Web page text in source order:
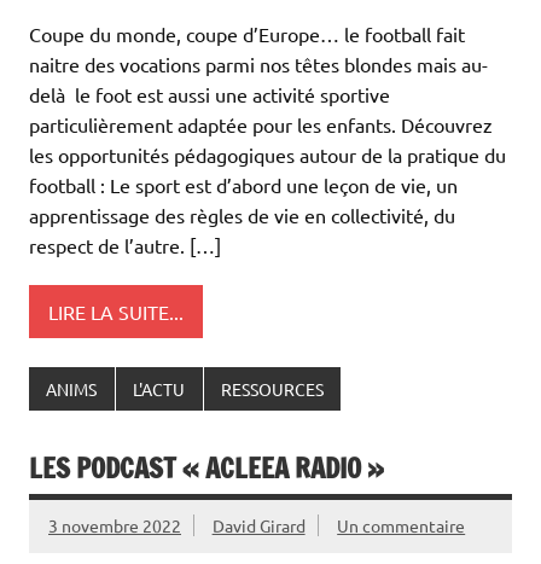
Coupe du monde, coupe d’Europe… le football fait
naitre des vocations parmi nos têtes blondes mais au-
delà le foot est aussi une activité sportive
particulièrement adaptée pour les enfants. Découvrez
les opportunités pédagogiques autour de la pratique du
football : Le sport est d’abord une leçon de vie, un
apprentissage des règles de vie en collectivité, du
respect de l’autre. […]
LIRE LA SUITE...
ANIMS L'ACTU RESSOURCES
LES PODCAST « ACLEEA RADIO »
3 novembre 2022 David Girard Un commentaire